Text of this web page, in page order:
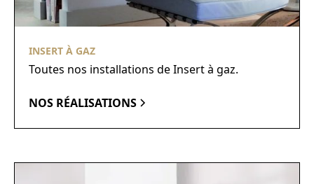
INSERT À GAZ
Toutes nos installations de Insert à gaz.
NOS RÉALISATIONS